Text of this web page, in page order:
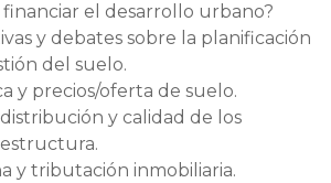
financiar el desarrollo urbano?
y debates sobre la planificación
del suelo.
y precios/oferta de suelo.
y calidad de los
y tributación inmobiliaria.